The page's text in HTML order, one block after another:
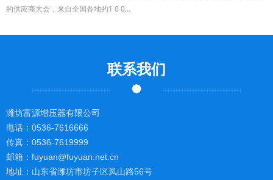
的供应商大会，来自全国各地的1 0 0...
联系我们
潍坊富源增压器有限公司
电话：0536-7616666
传真：0536-7619999
邮箱：fuyuan@fuyuan.net.cn
地址：山东省潍坊市坊子区凤山路56号